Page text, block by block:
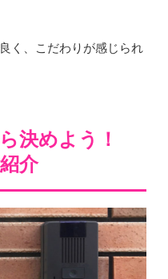
く、こだわりが感じられ
決めよう！
介